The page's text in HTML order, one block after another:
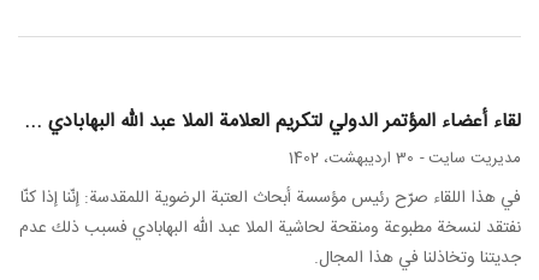
لقاء أعضاء المؤتمر الدولي لتكريم العلامة الملا عبد الله البهابادي ...
مدیریت سایت- 30 ارديبهشت، 1402
في هذا اللقاء صرّح رئيس مؤسسة أبحاث العتبة الرضوية اللمقدسة: إنّنا إذا كنّا
نفتقد لنسخة مطبوعة ومنقحة لحاشية الملا عبد الله البهابادي فسبب ذلك عدم
جديتنا وتخاذلنا في هذا المجال.